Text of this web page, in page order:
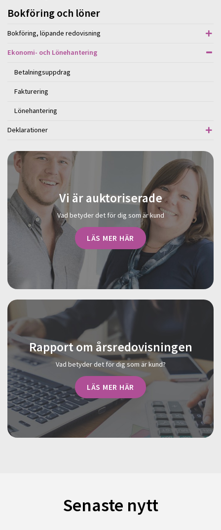
Bokföring och löner
Bokföring, löpande redovisning
Ekonomi- och Lönehantering
Betalningsuppdrag
Fakturering
Lönehantering
Deklarationer
Vi är auktoriserade
Vad betyder det för dig som är kund
LÄS MER HÄR
Rapport om årsredovisningen
Vad betyder det för dig som är kund?
LÄS MER HÄR
Senaste nytt